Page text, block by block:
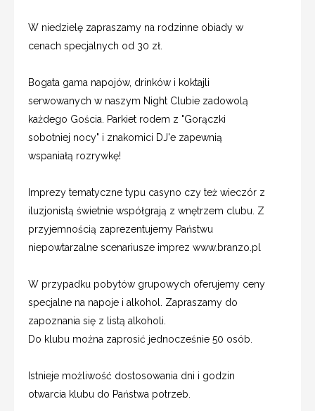
W niedzielę zapraszamy na rodzinne obiady w
cenach specjalnych od 30 zł.
Bogata gama napojów, drinków i koktajli
serwowanych w naszym Night Clubie zadowolą
każdego Gościa. Parkiet rodem z "Gorączki
sobotniej nocy" i znakomici DJ'e zapewnią
wspaniałą rozrywkę!
Imprezy tematyczne typu casyno czy też wieczór z
iluzjonistą świetnie współgrają z wnętrzem clubu. Z
przyjemnością zaprezentujemy Państwu
niepowtarzalne scenariusze imprez www.branzo.pl
W przypadku pobytów grupowych oferujemy ceny
specjalne na napoje i alkohol. Zapraszamy do
zapoznania się z listą alkoholi.
Do klubu można zaprosić jednocześnie 50 osób.
Istnieje możliwość dostosowania dni i godzin
otwarcia klubu do Państwa potrzeb.